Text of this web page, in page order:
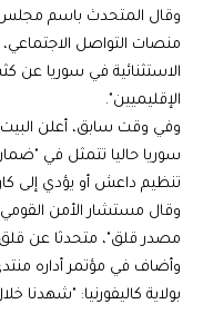
وقال المتحدث باسم
منصات التواصل الاجتماعي،
الاستثنائية في سوريا عن
الإقليميين".
وفي وقت سابق، أعلن البيت
سوريا حاليا تتمثل في
تنظيم داعش أو يؤدي إلى
وقال مستشار الأمن
مصدر قلق"، متحدثا عن
وأضاف في مؤتمر أداره
بولاية كاليفورنيا: "شهدنا